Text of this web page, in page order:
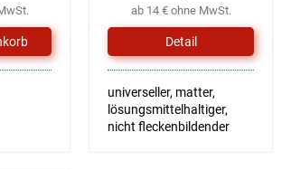
ab 14 € ohne MwSt.
Detail
universeller, matter,
lösungsmittelhaltiger,
nicht fleckenbildender